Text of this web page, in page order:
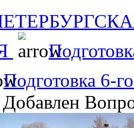
Подготовка 6-